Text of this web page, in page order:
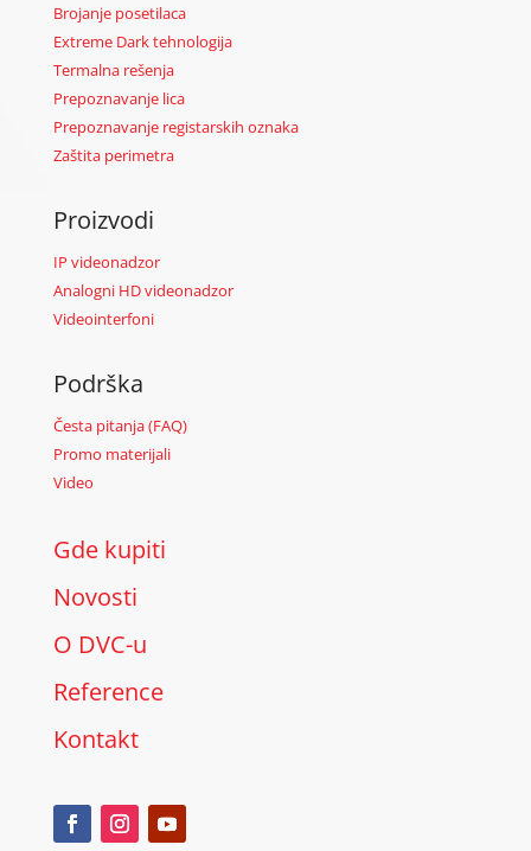
Brojanje posetilaca
Extreme Dark tehnologija
Termalna rešenja
Prepoznavanje lica
Prepoznavanje registarskih oznaka
Zaštita perimetra
Proizvodi
IP videonadzor
Analogni HD videonadzor
Videointerfoni
Podrška
Česta pitanja (FAQ)
Promo materijali
Video
Gde kupiti
Novosti
O DVC-u
Reference
Kontakt